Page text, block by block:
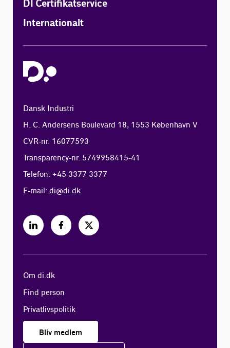
DI Certifikatservice
Internationalt
Dansk Industri
H. C. Andersens Boulevard 18, 1553 København V
CVR-nr. 16077593
Transparency-nr. 5749958415-41
Telefon: +45 3377 3377
E-mail:di@di.dk
Om di.dk
Find person
Privatlivspolitik
Bliv medlem